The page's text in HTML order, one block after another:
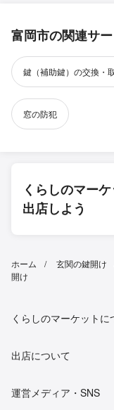
富岡市の関連サ
鍵（補助鍵）の交換・
窓の防犯
くらしのマー
出店しよう
ホーム 玄関の鍵開け
開け
くらしのマーケットに
出店について
運営メディア・SNS